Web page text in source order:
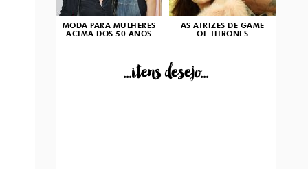
MODA PARA MULHERES
ACIMA DOS 50 ANOS
AS ATRIZES DE GAME
OF THRONES
...itens desejo...